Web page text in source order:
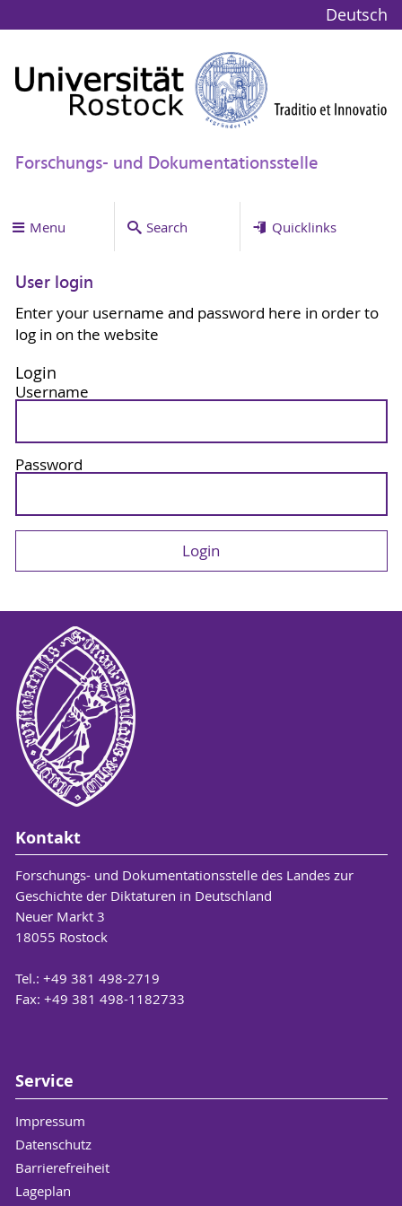
Deutsch
Forschungs- und Dokumentationsstelle
Menu Search Quicklinks
User login
Enter your username and password here in order to
log in on the website
Login
Username
Password
Kontakt
Forschungs- und Dokumentationsstelle des Landes zur
Geschichte der Diktaturen in Deutschland
Neuer Markt 3
18055 Rostock
Tel.: +49 381 498-2719
Fax: +49 381 498-1182733
Service
Impressum
Datenschutz
Barrierefreiheit
Lageplan